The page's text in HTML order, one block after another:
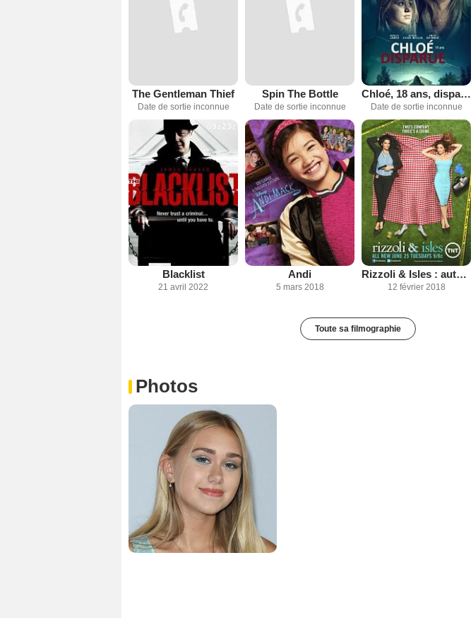
The Gentleman Thief
Date de sortie inconnue
Spin The Bottle
Date de sortie inconnue
Chloé, 18 ans, disparue
Date de sortie inconnue
Blacklist
21 avril 2022
Andi
5 mars 2018
Rizzoli & Isles : autopsie d'un meurtre
12 février 2018
Toute sa filmographie
Photos